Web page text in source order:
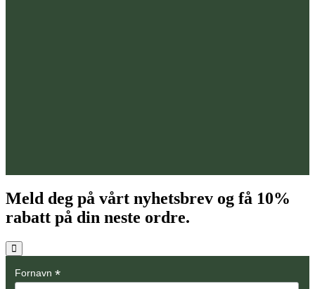
Meld deg på vårt nyhetsbrev og få 10%
rabatt på din neste ordre.
Fornavn *